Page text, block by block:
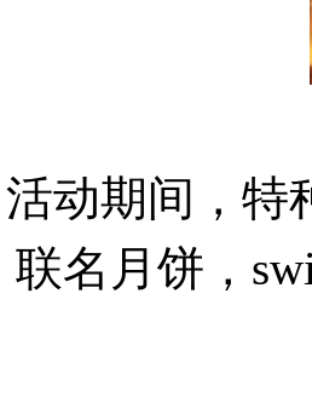
活动期间，特
联名月饼，